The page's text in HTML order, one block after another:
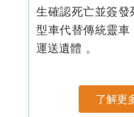
生確認死亡並簽發
型車代替傳統靈車
運送遺體 。
了解更